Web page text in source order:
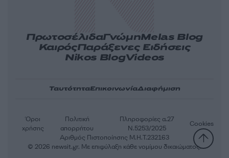
ΠρωτοσέλιδαΓνώμηMelas Blog
ΚαιρόςΠαράξενες Ειδήσεις
Nikos BlogVideos
ΤαυτότηταΕπικοινωνίαΔιαφήμιση
Αριθμός Πιστοποίησης Μ.Η.Τ.232163
Όροι
χρήσης
Πολιτική
απορρήτου
Πληροφορίες α.27
Ν.5253/2025
Cookies
© 2026 newsit.gr. Με επιφύλαξη κάθε νομίμου δικαιώματος.